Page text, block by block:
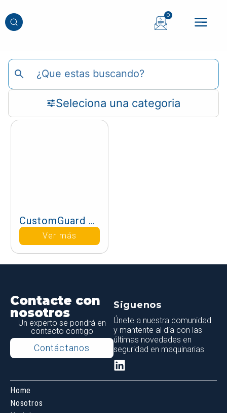
0
Seleciona una categoria
CustomGuard – Personalizados
Ver más
Contacte con
nosotros
Un experto se pondrá en
contacto contigo
Contáctanos
Siguenos
Únete a nuestra comunidad
y mantente al día con las
últimas novedades en
seguridad en maquinarias
Home
Nosotros